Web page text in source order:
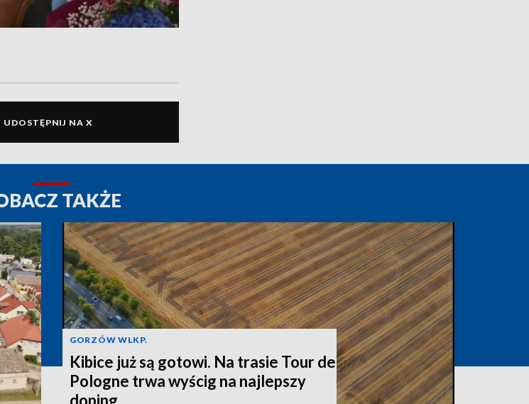
UDOSTĘPNIJ NA X
TAKŻE
GORZÓW WLKP.
Kibice już są gotowi. Na trasie Tour de
Pologne trwa wyścig na najlepszy